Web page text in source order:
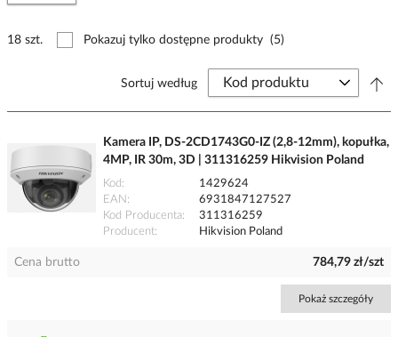
18 szt. Pokazuj tylko dostępne produkty (5)
Sortuj według
Kamera IP, DS-2CD1743G0-IZ (2,8-12mm), kopułka,
4MP, IR 30m, 3D | 311316259 Hikvision Poland
Kod
1429624
EAN
6931847127527
Kod Producenta
311316259
Producent
Hikvision Poland
Cena brutto 784,79 zł/szt
Pokaż szczegóły